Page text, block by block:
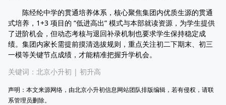
陈经纶中学的贯通培养体系，核心聚焦集团内优质生源的贯通
式培养，1+3 项目的 “低进高出” 模式与本部就读资源，为学生提供
了进阶机会，但动态考核与退回补录机制也要求学生保持稳定成
绩。集团内家长需提前摸清选拔规则，重点关注初二下期末、初三
一模等关键节点成绩，才能精准把握升学机会。
关键词： 北京小升初 | 初升高
声明：本文来源网络，由北京小升初信息网站团队排版编辑，若有侵权，请联
系管理员删除。